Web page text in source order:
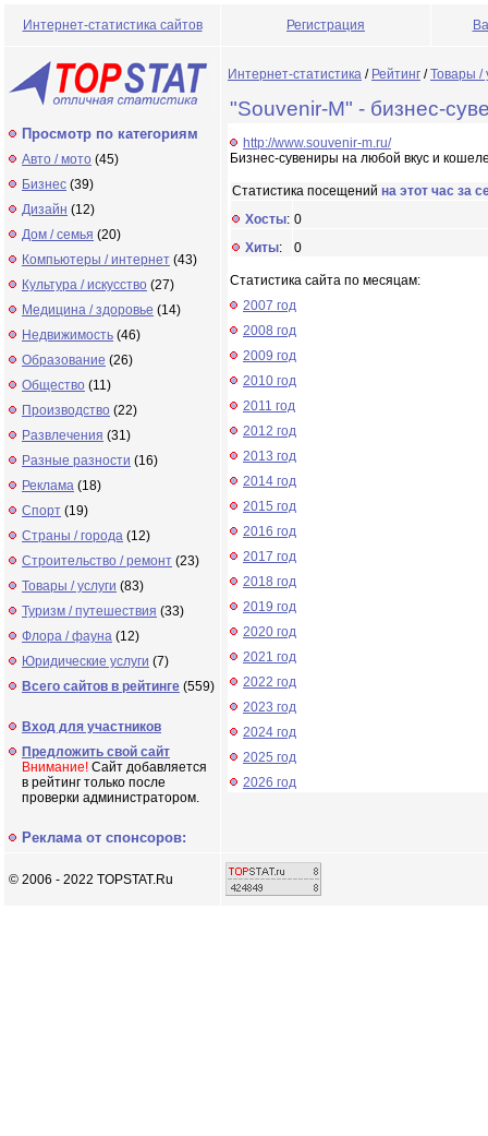
Интернет-статистика сайтов Регистрация
Просмотр по категориям
Авто / мото (45)
Бизнес (39)
Дизайн (12)
Дом / семья (20)
Компьютеры / интернет (43)
Культура / искусство (27)
Медицина / здоровье (14)
Недвижимость (46)
Образование (26)
Общество (11)
Производство (22)
Развлечения (31)
Разные разности (16)
Реклама (18)
Спорт (19)
Страны / города (12)
Строительство / ремонт (23)
Товары / услуги (83)
Туризм / путешествия (33)
Флора / фауна (12)
Юридические услуги (7)
Всего сайтов в рейтинге (559)
Вход для участников
Предложить свой сайт
Внимание! Сайт добавляется
в рейтинг только после
проверки администратором.
Реклама от спонсоров:
Интернет-статистика / Рейтинг /Товары /
"Souvenir-M" - бизнес-
http://www.souvenir-m.ru/
Бизнес-сувениры на любой вкус и
Статистика посещений на этот час за
Хосты: 0
Хиты: 0
Статистика сайта по месяцам:
2007 год
2008 год
2009 год
2010 год
2011 год
2012 год
2013 год
2014 год
2015 год
2016 год
2017 год
2018 год
2019 год
2020 год
2021 год
2022 год
2023 год
2024 год
2025 год
2026 год
© 2006 - 2022 TOPSTAT.Ru